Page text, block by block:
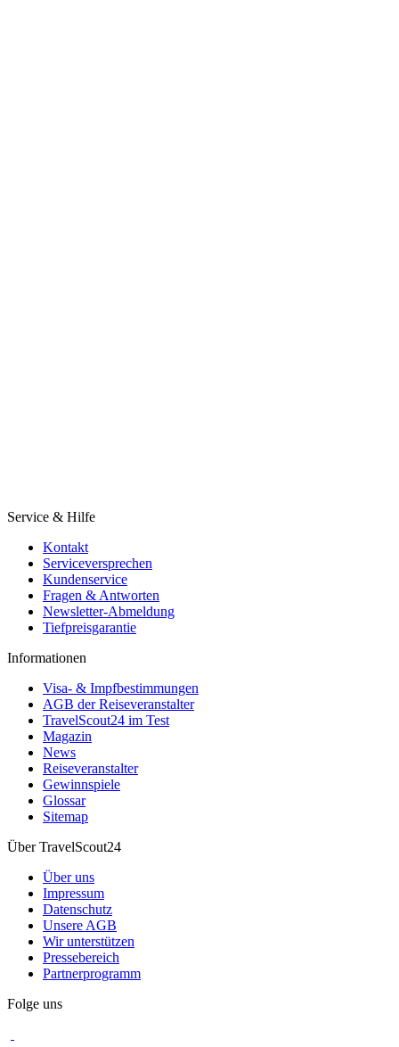
Service & Hilfe
Kontakt
Serviceversprechen
Kundenservice
Fragen & Antworten
Newsletter-Abmeldung
Tiefpreisgarantie
Informationen
Visa- & Impfbestimmungen
AGB der Reiseveranstalter
TravelScout24 im Test
Magazin
News
Reiseveranstalter
Gewinnspiele
Glossar
Sitemap
Über TravelScout24
Über uns
Impressum
Datenschutz
Unsere AGB
Wir unterstützen
Pressebereich
Partnerprogramm
Folge uns